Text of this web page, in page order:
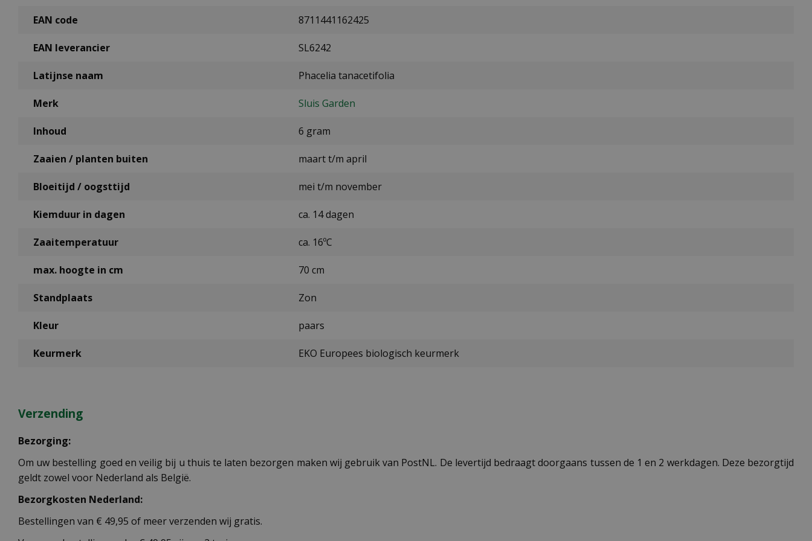
EAN code 8711441162425
EAN leverancier SL6242
Latijnse naam Phacelia tanacetifolia
Merk Sluis Garden
Inhoud 6 gram
Zaaien / planten buiten maart t/m april
Bloeitijd / oogsttijd mei t/m november
Kiemduur in dagen ca. 14 dagen
Zaaitemperatuur ca. 16ºC
max. hoogte in cm 70 cm
Standplaats Zon
Kleur paars
Keurmerk EKO Europees biologisch keurmerk
Verzending
Bezorging:
Om uw bestelling goed en veilig bij u thuis te laten bezorgen maken wij gebruik van PostNL. De levertijd bedraagt doorgaans tussen de 1 en 2 werkdagen. Deze bezorgtijd
geldt zowel voor Nederland als België.
Bezorgkosten Nederland:
Bestellingen van € 49,95 of meer verzenden wij gratis.